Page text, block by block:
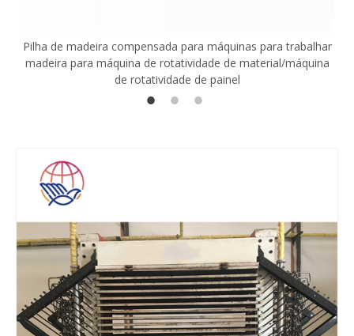
Pilha de madeira compensada para máquinas para trabalhar
madeira para máquina de rotatividade de material/máquina
de rotatividade de painel